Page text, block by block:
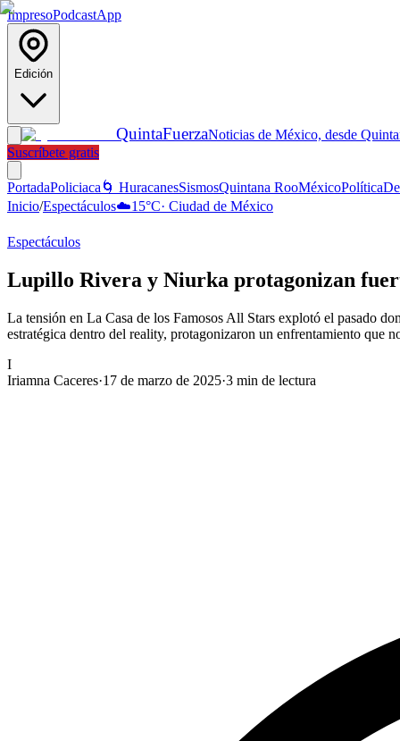
ImpresoPodcastApp
Edición
QuintaFuerzaNoticias de México, desde
Suscríbete gratis
PortadaPoliciaca 🌀 HuracanesSismosQuintana RooMéxicoPolítica
Inicio/Espectáculos☁️15°C· Ciudad de México
Espectáculos
Lupillo Rivera y Niurka protagonizan
La tensión en La Casa de los Famosos All Stars explotó el pasado
estratégica dentro del reality, protagonizaron un enfrentamiento que
I
Iriamna Caceres·17 de marzo de 2025·3 min de lectura